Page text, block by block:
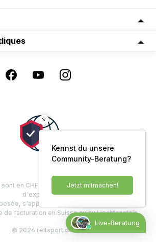
en CHF, TVA comprise, plus les frais
d'expédition
s'applique uniquement aux clients privés
de facturation en Suisse ou au Liechtenstein
© 2026 reitsport.ch
Kennst du unsere
Community-Beratung?
Jetzt mitmachen!
Live-Beratung